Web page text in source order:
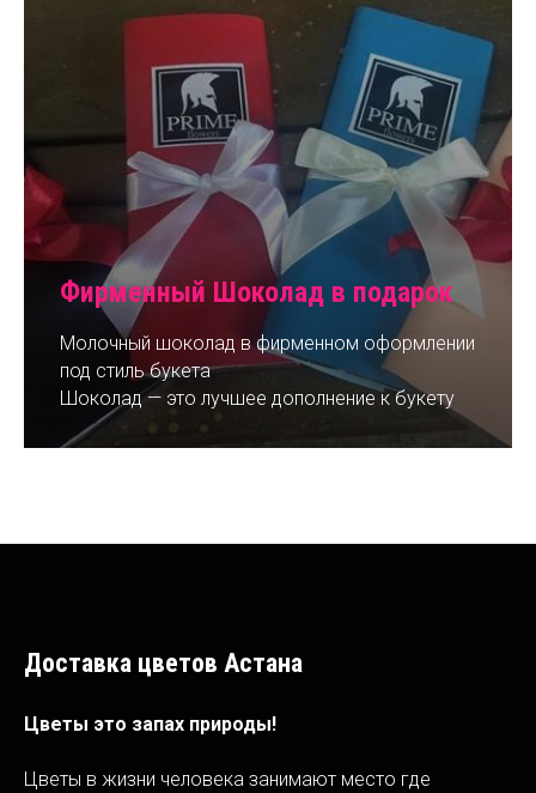
Фирменный Шоколад в подарок
Молочный шоколад в фирменном оформлении
под стиль букета
Шоколад — это лучшее дополнение к букету
Доставка цветов Астана
Цветы это запах природы!
Цветы в жизни человека занимают место где